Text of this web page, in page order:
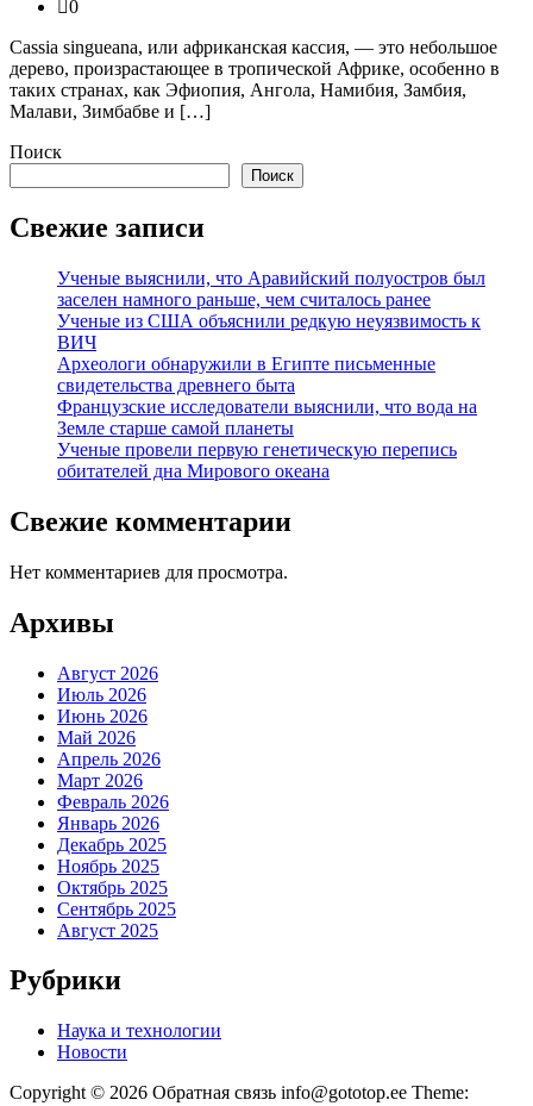
0
Cassia singueana, или африканская кассия, — это небольшое
дерево, произрастающее в тропической Африке, особенно в
таких странах, как Эфиопия, Ангола, Намибия, Замбия,
Малави, Зимбабве и […]
Поиск
Поиск
Свежие записи
Ученые выяснили, что Аравийский полуостров был
заселен намного раньше, чем считалось ранее
Ученые из США объяснили редкую неуязвимость к
ВИЧ
Археологи обнаружили в Египте письменные
свидетельства древнего быта
Французские исследователи выяснили, что вода на
Земле старше самой планеты
Ученые провели первую генетическую перепись
обитателей дна Мирового океана
Свежие комментарии
Нет комментариев для просмотра.
Архивы
Август 2026
Июль 2026
Июнь 2026
Май 2026
Апрель 2026
Март 2026
Февраль 2026
Январь 2026
Декабрь 2025
Ноябрь 2025
Октябрь 2025
Сентябрь 2025
Август 2025
Рубрики
Наука и технологии
Новости
Copyright © 2026 Обратная связь info@gototop.ee Theme: